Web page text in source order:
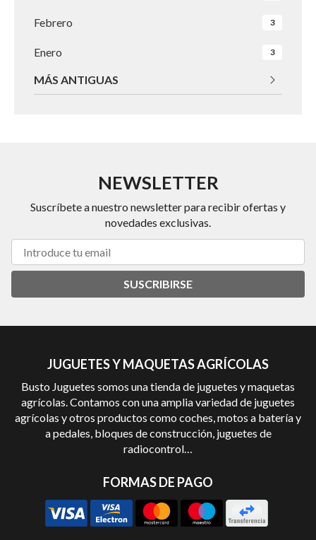
Febrero 3
Enero 3
MÁS ANTIGUAS
NEWSLETTER
Suscríbete a nuestro newsletter para recibir ofertas y
novedades exclusivas.
SUSCRIBIRSE
JUGUETES Y MAQUETAS AGRÍCOLAS
Busto Juguetes somos una tienda de juguetes y maquetas
agrícolas. Contamos con una amplia variedad de juguetes
agrícolas y otros productos como coches, motos a batería y
a pedales, bloques de construcción, juguetes de
radiocontrol…
FORMAS DE PAGO